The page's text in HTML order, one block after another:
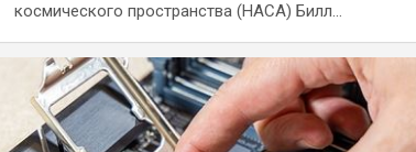
космического пространства (НАСА) Билл…